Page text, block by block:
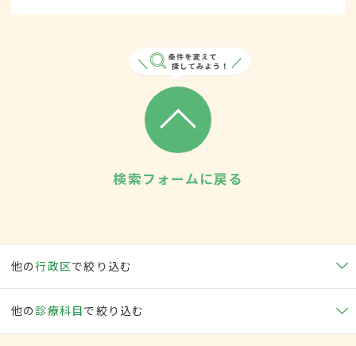
検索フォームに戻る
他の行政区で絞り込む
他の 診療科目で絞り込む